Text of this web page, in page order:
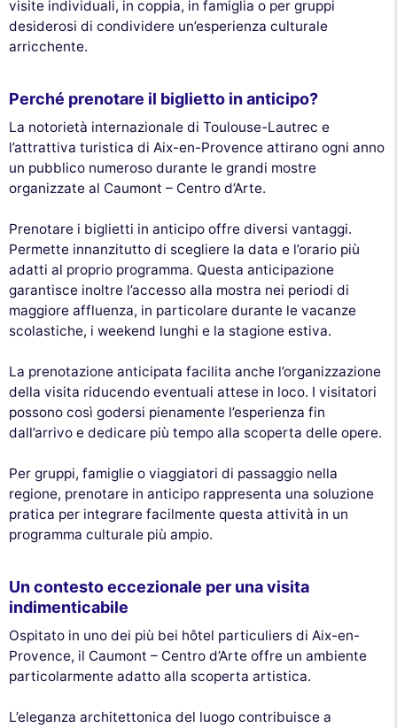
visite individuali, in coppia, in famiglia o per gruppi
desiderosi di condividere un’esperienza culturale
arricchente.
Perché prenotare il biglietto in anticipo?
La notorietà internazionale di Toulouse-Lautrec e
l’attrattiva turistica di Aix-en-Provence attirano ogni anno
un pubblico numeroso durante le grandi mostre
organizzate al Caumont – Centro d’Arte.
Prenotare i biglietti in anticipo offre diversi vantaggi.
Permette innanzitutto di scegliere la data e l’orario più
adatti al proprio programma. Questa anticipazione
garantisce inoltre l’accesso alla mostra nei periodi di
maggiore affluenza, in particolare durante le vacanze
scolastiche, i weekend lunghi e la stagione estiva.
La prenotazione anticipata facilita anche l’organizzazione
della visita riducendo eventuali attese in loco. I visitatori
possono così godersi pienamente l’esperienza fin
dall’arrivo e dedicare più tempo alla scoperta delle opere.
Per gruppi, famiglie o viaggiatori di passaggio nella
regione, prenotare in anticipo rappresenta una soluzione
pratica per integrare facilmente questa attività in un
programma culturale più ampio.
Un contesto eccezionale per una visita
indimenticabile
Ospitato in uno dei più bei hôtel particuliers di Aix-en-
Provence, il Caumont – Centro d’Arte offre un ambiente
particolarmente adatto alla scoperta artistica.
L’eleganza architettonica del luogo contribuisce a